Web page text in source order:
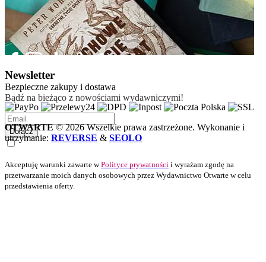
Newsletter
Bądź na bieżąco z nowościami wydawniczymi!
Dołącz
Akceptuję warunki zawarte wPolityce prywatności i wyrażam zgodę na
przetwarzanie moich danych osobowych przez Wydawnictwo Otwarte w celu
przedstawienia oferty.
Bezpieczne zakupy i dostawa
OTWARTE© 2026 Wszelkie prawa zastrzeżone. Wykonanie i
utrzymanie: REVERSE & SEOLO